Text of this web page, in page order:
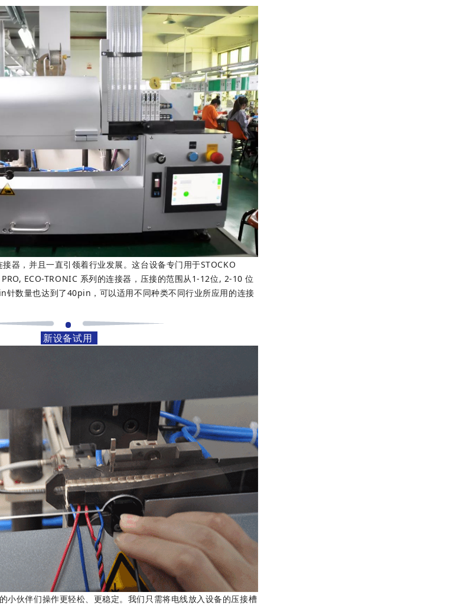
器，并且一直引领着行业发展。这台设备专门用于STOCKO
ECO-TRONIC 系列的连接器，压接的范围从1-12位, 2-10 位
针数量也达到了40pin，可以适用不同种类不同行业所应用的连接
新设备试用
伙伴们操作更轻松、更稳定。我们只需将电线放入设备的压接槽